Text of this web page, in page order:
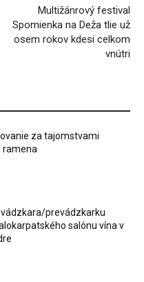
Multižánrový festival
Spomienka na Deža tlie už
osem rokov kdesi celkom
vnútri
za tajomstvami
ramena
prevádzkarku
salónu vína v